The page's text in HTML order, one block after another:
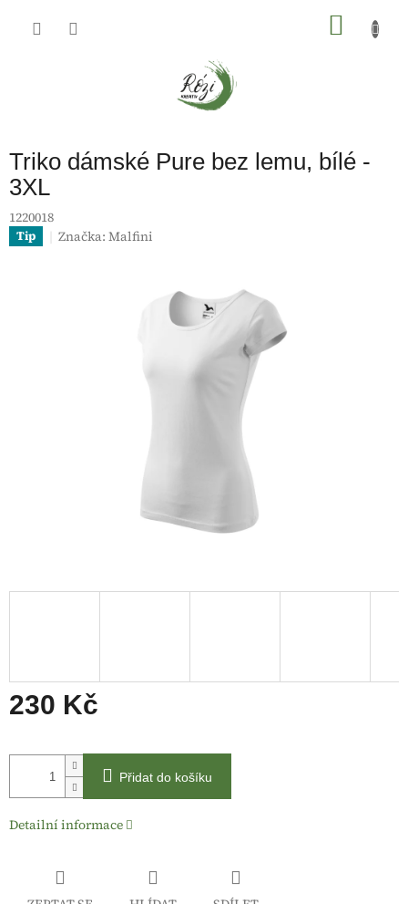
Triko dámské Pure bez lemu, bílé -
3XL
1220018
Tip Značka:Malfini
230 Kč
cena:
Přidat do košíku
Detailní informace